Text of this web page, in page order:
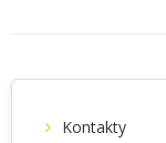
Kontakty